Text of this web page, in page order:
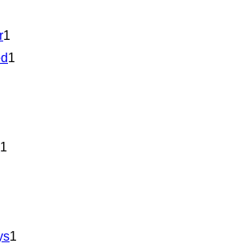
1
1
1
1